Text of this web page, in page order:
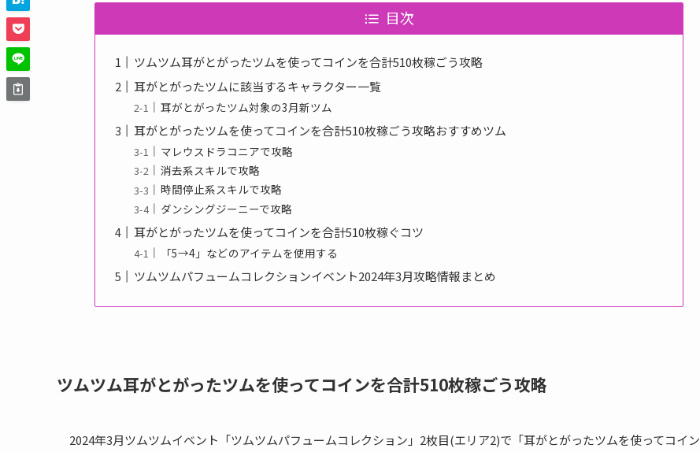
目次
ツムツム耳がとがったツムを使ってコインを合計510枚稼ごう攻略
耳がとがったツムに該当するキャラクター一覧
耳がとがったツム対象の3月新ツム
耳がとがったツムを使ってコインを合計510枚稼ごう攻略おすすめツム
マレウスドラコニアで攻略
消去系スキルで攻略
時間停止系スキルで攻略
ダンシングジーニーで攻略
耳がとがったツムを使ってコインを合計510枚稼ぐコツ
「5→4」などのアイテムを使用する
ツムツムパフュームコレクションイベント2024年3月攻略情報まとめ
ツムツム耳がとがったツムを使ってコインを合計510枚稼ごう攻略
2024年3月ツムツムイベント「ツムツムパフュームコレクション」2枚目(エリア2)で「耳がとがったツムを使ってコイン